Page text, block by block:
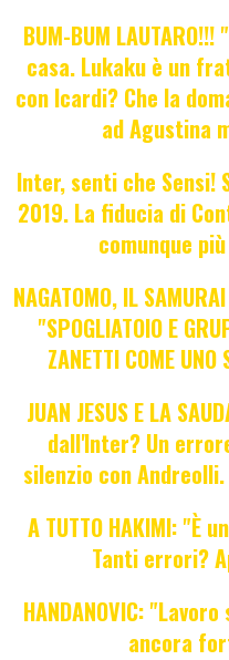
BUM-BUM
casa. Lukaku è un
con Icardi? Che la
ad Agustina
Inter, senti che Sensi!
2019. La fiducia di
comunque
NAGATOMO, IL
"SPOGLIATOIO E
ZANETTI COME UNO
JUAN JESUS E LA
dall'Inter? Un
silenzio con
A TUTTO HAKIMI: "È
Tanti errori?
HANDANOVIC:
ancora